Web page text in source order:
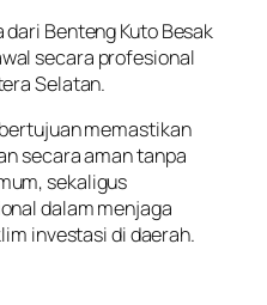
Benteng Kuto Besak
secara profesional
Selatan.
memastikan
secara aman tanpa
sekaligus
dalam menjaga
investasi di daerah.